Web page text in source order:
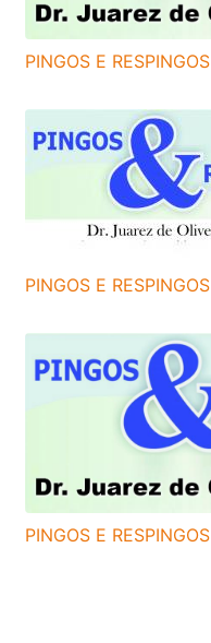
PINGOS E RESPINGOS
PINGOS E RESPINGOS
PINGOS E RESPINGOS